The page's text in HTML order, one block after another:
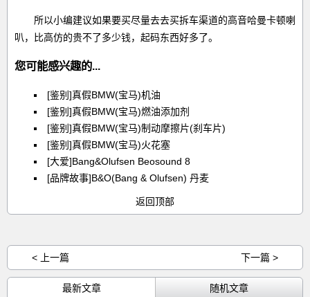
所以小编建议如果要买尽量去去买拆车渠道的高音哈曼卡顿喇
叭，比高仿的贵不了多少钱，起码东西好多了。
您可能感兴趣的...
[鉴别]真假BMW(宝马)机油
[鉴别]真假BMW(宝马)燃油添加剂
[鉴别]真假BMW(宝马)制动摩擦片(刹车片)
[鉴别]真假BMW(宝马)火花塞
[大爱]Bang&Olufsen Beosound 8
[品牌故事]B&O(Bang & Olufsen) 丹麦
返回顶部
< 上一篇 下一篇 >
最新文章 随机文章